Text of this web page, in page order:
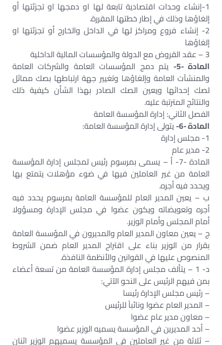
1-إنشاء وحدات اقتصادية تابعة لها او دمجها او تجزئتها أو
إلغاؤها وذلك في إطار خطتها المقررة.‏
2- إنشاء فروع ومراكز لها في الداخل والخارج أو تجزئتها او
إلغاؤها‏
3 – عقد القروض مع الدولة والمؤسسات المالية الداخلية‏
المادة -5-
يتم دمج المؤسسات العامة والشركات العامة
والمنشآت العامة وإلغاؤها وتغيير جهة ارتباطها بصك مماثل
لصك إحداثها ويعين الصك الصادر بهذا الشأن كيفية ذلك
والنتائج المترتبة عليه.‏
الفصل الثاني: إدارة المؤسسة العامة‏
المادة -6-
يتولى إدارة المؤسسة العامة:‏
1- مجلس إدارة‏
2- مدير عام‏
المادة -7- أ – يسمى بمرسوم رئيس لمجلس إدارة المؤسسة
العامة من غير العاملين فيها في ضوء مؤهلات يتمتع بها
ويحدد فيه أجره.‏
ب – يعين المدير العام للمؤسسة العامة بمرسوم يحدد فيه
أجره وتعويضاته ويكون عضوا في مجلس الإدارة ومسؤولا
أمام المجلس وأمام الوزير.‏
ج – يعين معاون المدير العام والمديرون في المؤسسة العامة
بقرار من الوزير بناء على اقتراح المدير العام ضمن الشروط
المنصوص عليها في القوانين والأنظمة النافذة.‏
د- 1 – يتألف مجلس إدارة المؤسسة العامة من تسعة أعضاء
بمن فيهم الرئيس على النحو الآتي:‏
– رئيس مجلس الإدارة رئيسا‏
– المدير العام عضوا ونائباً للرئيس‏
– معاون مدير عام عضوا‏
– أحد المديرين في المؤسسة يسميه الوزير عضوا‏
– ثلاثة من غير العاملين في المؤسسة يسميهم الوزير اثنان